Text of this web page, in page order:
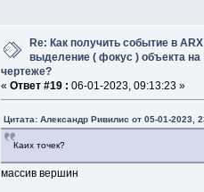
Re: Как получить событие в ARX
выделение ( фокус ) объекта на
чертеже?
« Ответ #19 : 06-01-2023, 09:13:23 »
Цитата: Александр Ривилис от 05-01-2023,
Каих точек?
массив вершин